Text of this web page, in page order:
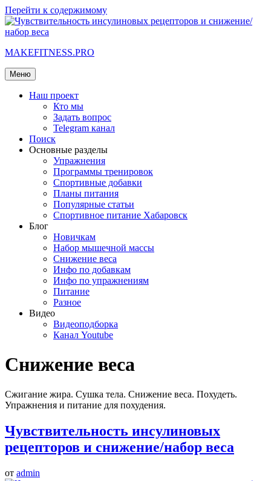
Перейти к содержимому
MAKEFITNESS.PRO
Меню
Наш проект
Кто мы
Задать вопрос
Telegram канал
Поиск
Основные разделы
Упражнения
Программы тренировок
Спортивные добавки
Планы питания
Популярные статьи
Спортивное питание Хабаровск
Блог
Новичкам
Набор мышечной массы
Снижение веса
Инфо по добавкам
Инфо по упражнениям
Питание
Разное
Видео
Видеоподборка
Канал Youtube
Снижение веса
Сжигание жира. Сушка тела. Снижение веса. Похудеть.
Упражнения и питание для похудения.
Чувствительность инсулиновых
рецепторов и снижение/набор веса
от admin